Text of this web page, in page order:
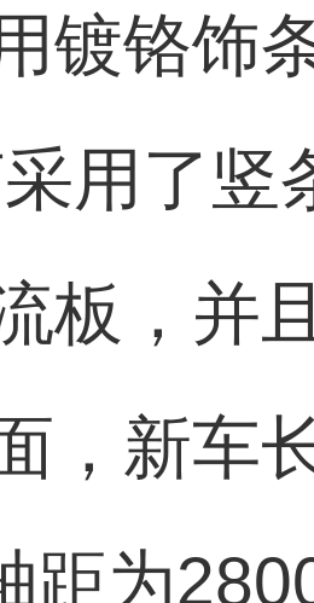
镀铬饰
用了竖
板，并
，新车
距为